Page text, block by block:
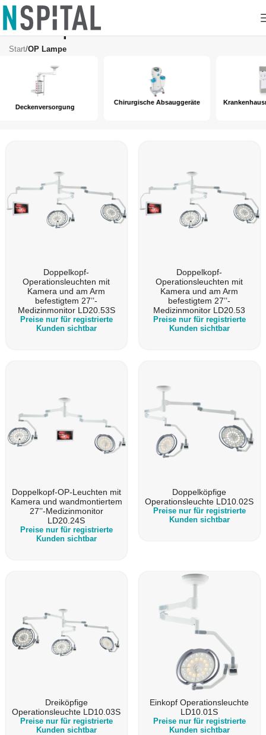
OP Lampe
Start/OP Lampe
Chirurgische Absauggeräte Krankenhausmöbel Edelstahl
Doppelkopf-
Operationsleuchten mit
Kamera und am Arm
befestigtem 27’’-
Medizinmonitor LD20.53S
Preise nur für registrierte
Kunden sichtbar
Doppelkopf-
Operationsleuchten mit
Kamera und am Arm
befestigtem 27’’-
Medizinmonitor LD20.53
Preise nur für registrierte
Kunden sichtbar
Doppelkopf-OP-Leuchten mit
Kamera und wandmontiertem
27’’-Medizinmonitor
LD20.24S
Preise nur für registrierte
Kunden sichtbar
Doppelköpfige
Operationsleuchte LD10.02S
Preise nur für registrierte
Kunden sichtbar
Dreiköpfige
Operationsleuchte LD10.03S
Preise nur für registrierte
Kunden sichtbar
Einkopf Operationsleuchte
LD10.01S
Preise nur für registrierte
Kunden sichtbar